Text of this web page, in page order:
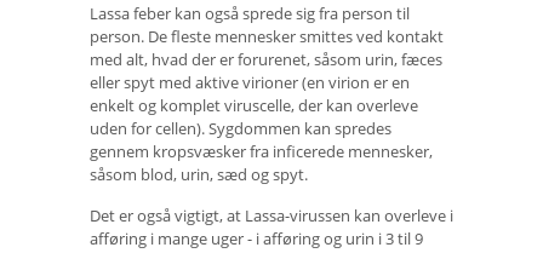
Lassa feber kan også sprede sig fra person til
person. De fleste mennesker smittes ved kontakt
med alt, hvad der er forurenet, såsom urin, fæces
eller spyt med aktive virioner (en virion er en
enkelt og komplet viruscelle, der kan overleve
uden for cellen). Sygdommen kan spredes
gennem kropsvæsker fra inficerede mennesker,
såsom blod, urin, sæd og spyt.
Det er også vigtigt, at Lassa-virussen kan overleve i
afføring i mange uger - i afføring og urin i 3 til 9